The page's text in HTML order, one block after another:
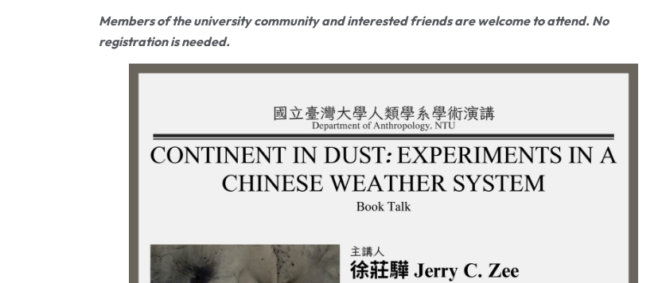
Members of the university community and interested friends are welcome to attend. No
registration is needed.